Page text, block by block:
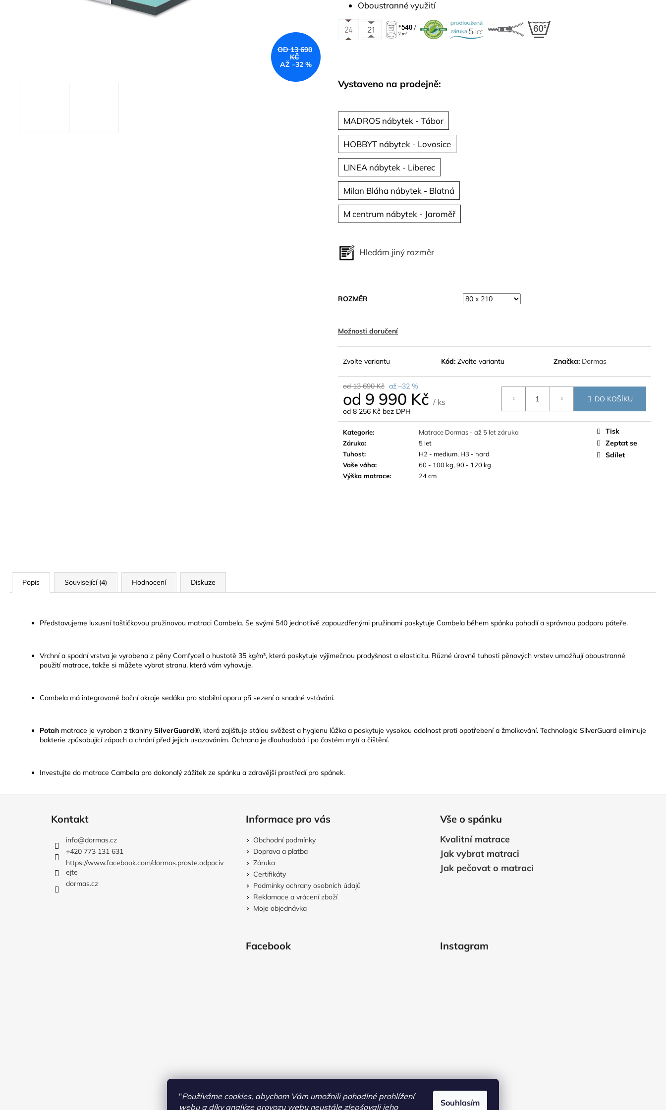
"Používáme cookies, abychom Vám umožnili pohodlné prohlížení
webu a díky analýze provozu webu neustále zlepšovali jeho
Souhlasím
Oboustranné využití
Vystaveno na prodejně:
MADROS nábytek - Tábor
HOBBYT nábytek - Lovosice
LINEA nábytek - Liberec
Milan Bláha nábytek - Blatná
M centrum nábytek - Jaroměř
Hledám jiný rozměr
ROZMĚR
Možnosti doručení
Zvolte variantu Kód: Zvolte variantu Značka: Dormas
od 13 690 Kč až –32 %
od 9 990 Kč / ks
od 8 256 Kč bez DPH
Měrná
cena:
DO KOŠÍKU
Kategorie:
Matrace Dormas - až 5 let záruka
Záruka:
5 let
Tuhost:
H2 - medium, H3 - hard
Vaše váha:
60 - 100 kg, 90 - 120 kg
Výška matrace: 24 cm
Tisk
Zeptat se
Sdílet
OD 13 690
KČ
AŽ –32 %
Popis Související (4) Hodnocení Diskuze
Představujeme luxusní taštičkovou pružinovou matraci Cambela. Se svými 540 jednotlivě zapouzdřenými pružinami poskytuje Cambela během spánku pohodlí a správnou podporu páteře.
Vrchní a spodní vrstva je vyrobena z pěny Comfycell o hustotě 35 kg/m³, která poskytuje výjimečnou prodyšnost a elasticitu. Různé úrovně tuhosti pěnových vrstev umožňují oboustranné
použití matrace, takže si můžete vybrat stranu, která vám vyhovuje.
Cambela má integrované boční okraje sedáku pro stabilní oporu při sezení a snadné vstávání.
Potah matrace je vyroben z tkaniny SilverGuard®, která zajišťuje stálou svěžest a hygienu lůžka a poskytuje vysokou odolnost proti opotřebení a žmolkování. Technologie SilverGuard eliminuje
bakterie způsobující zápach a chrání před jejich usazováním. Ochrana je dlouhodobá i po častém mytí a čištění.
Investujte do matrace Cambela pro dokonalý zážitek ze spánku a zdravější prostředí pro spánek.
Kontakt
info@dormas.cz
+420 773 131 631
https://www.facebook.com/dormas.proste.odpociv
ejte
dormas.cz
Informace pro vás
Obchodní podmínky
Doprava a platba
Záruka
Certifikáty
Podmínky ochrany osobních údajů
Reklamace a vrácení zboží
Moje objednávka
Vše o spánku
Kvalitní matrace
Jak vybrat matraci
Jak pečovat o matraci
Facebook Instagram